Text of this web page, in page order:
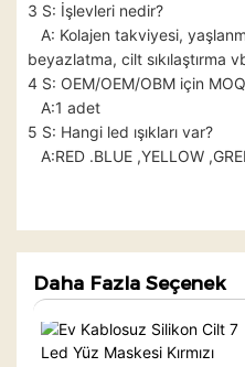
3 S: İşlevleri nedir?
A: Kolajen takviyesi,
beyazlatma, cilt sıkılaştırma
4 S: OEM/OEM/OBM için
A:1 adet
5 S: Hangi led ışıkları var?
A:RED .BLUE ,YELLOW
Daha Fazla Seçenek